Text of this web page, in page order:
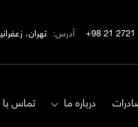
2721 21 98+ آدرس: تهران، زعفرانیه،
درباره ما
تماس با